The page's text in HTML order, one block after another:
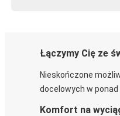
Łączymy Cię ze
Nieskończone
docelowych w ponad
Komfort na